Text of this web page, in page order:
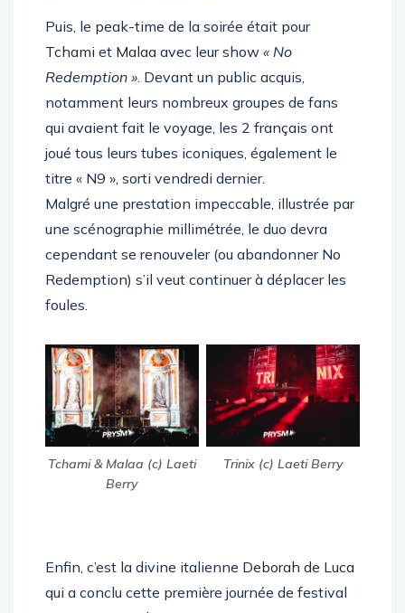
Puis, le peak-time de la soirée était pour
Tchami et Malaa avec leur show « No
Redemption » . Devant un public acquis,
notamment leurs nombreux groupes de fans
qui avaient fait le voyage, les 2 français ont
joué tous leurs tubes iconiques, également le
titre « N9 », sorti vendredi dernier.
Malgré une prestation impeccable, illustrée par
une scénographie millimétrée, le duo devra
cependant se renouveler (ou abandonner No
Redemption) s’il veut continuer à déplacer les
foules.
Tchami & Malaa (c) Laeti
Berry
Trinix (c) Laeti Berry
Enfin, c’est la divine italienne Deborah de Luca
qui a conclu cette première journée de festival